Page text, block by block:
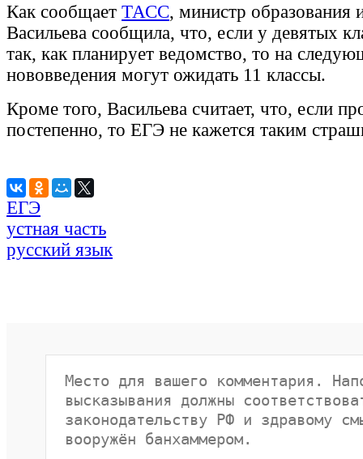
Как сообщает ТАСС, министр образования
Васильева сообщила, что, если у девятых
так, как планирует ведомство, то на
нововведения могут ожидать 11 классы.
Кроме того, Васильева считает, что, если
постепенно, то ЕГЭ не кажется таким
ЕГЭ
устная часть
русский язык